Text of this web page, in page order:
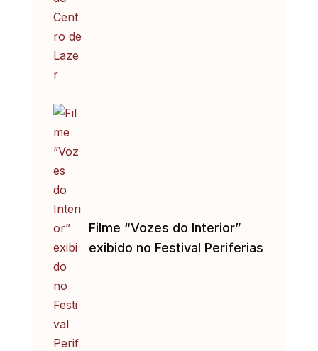
Filme “Vozes do Interior”
exibido no Festival Periferias